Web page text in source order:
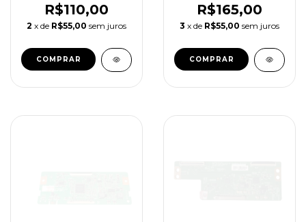
R$110,00
2 x de R$55,00 sem juros
R$165,00
3 x de R$55,00 sem juros